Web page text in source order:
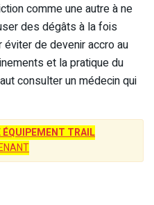
comme une autre à ne
des dégâts à la fois
de devenir accro au
et la pratique du
consulter un médecin qui
TRAIL